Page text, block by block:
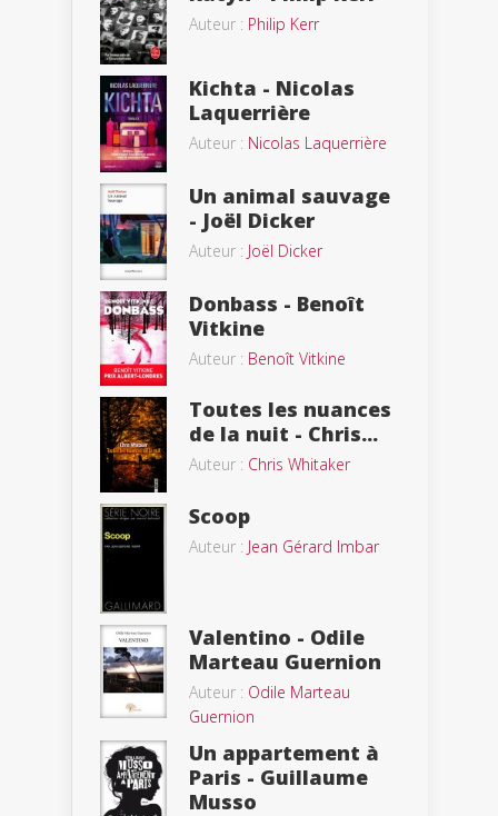
Auteur : Philip Kerr
Kichta - Nicolas
Laquerrière
Auteur : Nicolas Laquerrière
Un animal sauvage
- Joël Dicker
Auteur : Joël Dicker
Donbass - Benoît
Vitkine
Auteur : Benoît Vitkine
Toutes les nuances
de la nuit - Chris...
Auteur : Chris Whitaker
Scoop
Auteur : Jean Gérard Imbar
Valentino - Odile
Marteau Guernion
Auteur : Odile Marteau
Guernion
Un appartement à
Paris - Guillaume
Musso